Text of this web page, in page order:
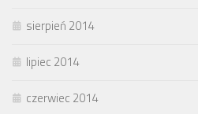
sierpień 2014
lipiec 2014
czerwiec 2014